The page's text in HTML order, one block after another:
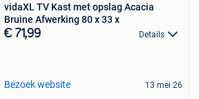
vidaXL TV Kast met opslag Acacia
Bruine Afwerking 80 x 33 x
€ 71,99 Details
Bezoek website 13 mei 26